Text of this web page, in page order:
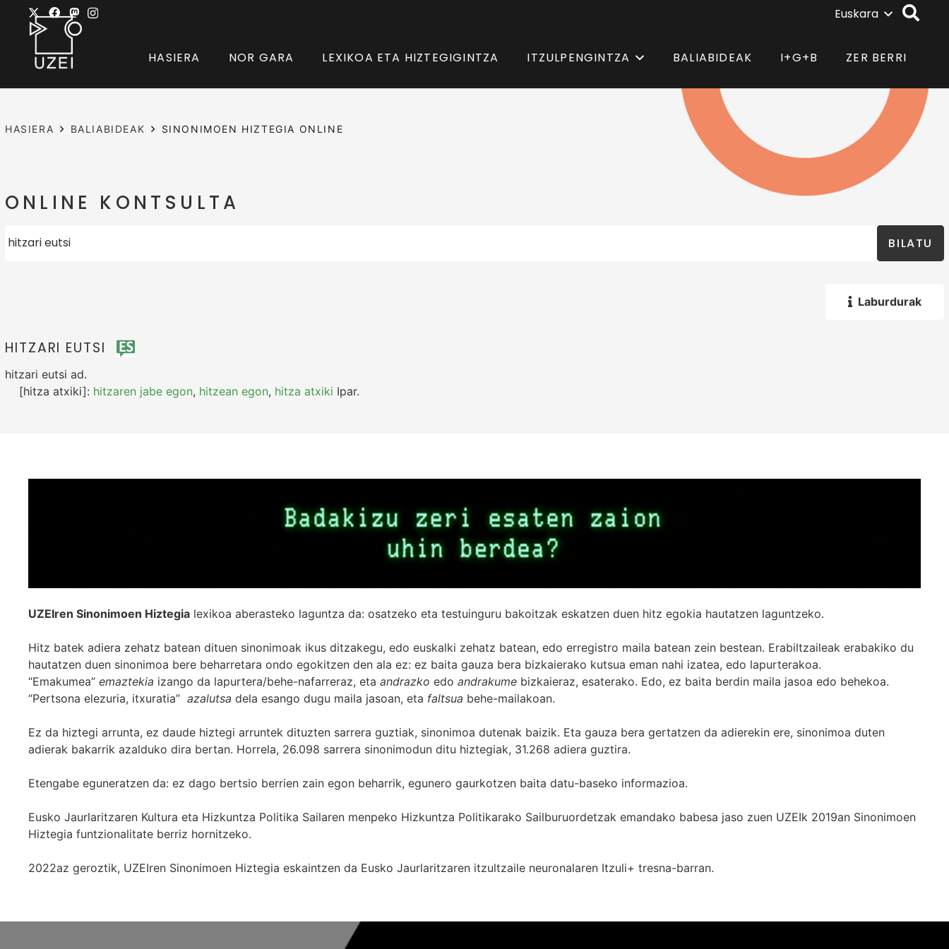
Euskara
HASIERA NOR GARA LEXIKOA ETA HIZTEGIGINTZA ITZULPENGINTZA BALIABIDEAK I+G+B ZER BERRI
HASIERA BALIABIDEAK SINONIMOEN HIZTEGIA ONLINE
ONLINE KONTSULTA
BILATU
Laburdurak
HITZARI EUTSI
hitzari eutsi ad.
[hitza atxiki]: hitzaren jabe egon, hitzean egon, hitza atxiki Ipar.
UZEIren Sinonimoen Hiztegia lexikoa aberasteko laguntza da: osatzeko eta testuinguru bakoitzak eskatzen duen hitz egokia hautatzen laguntzeko.
Hitz batek adiera zehatz batean dituen sinonimoak ikus ditzakegu, edo euskalki zehatz batean, edo erregistro maila batean zein bestean. Erabiltzaileak erabakiko du
hautatzen duen sinonimoa bere beharretara ondo egokitzen den ala ez: ez baita gauza bera bizkaierako kutsua eman nahi izatea, edo lapurterakoa.
“Emakumea” emaztekia izango da lapurtera/behe-nafarreraz, eta andrazko edo andrakume bizkaieraz, esaterako. Edo, ez baita berdin maila jasoa edo behekoa.
“Pertsona elezuria, itxuratia” azalutsa dela esango dugu maila jasoan, eta faltsua behe-mailakoan.
Ez da hiztegi arrunta, ez daude hiztegi arruntek dituzten sarrera guztiak, sinonimoa dutenak baizik. Eta gauza bera gertatzen da adierekin ere, sinonimoa duten
adierak bakarrik azalduko dira bertan. Horrela, 26.098 sarrera sinonimodun ditu hiztegiak, 31.268 adiera guztira.
Etengabe eguneratzen da: ez dago bertsio berrien zain egon beharrik, egunero gaurkotzen baita datu-baseko informazioa.
Eusko Jaurlaritzaren Kultura eta Hizkuntza Politika Sailaren menpeko Hizkuntza Politikarako Sailburuordetzak emandako babesa jaso zuen UZEIk 2019an Sinonimoen
Hiztegia funtzionalitate berriz hornitzeko.
2022az geroztik, UZEIren Sinonimoen Hiztegia eskaintzen da Eusko Jaurlaritzaren itzultzaile neuronalaren Itzuli+ tresna-barran.